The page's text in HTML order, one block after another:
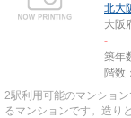
北大
大阪
-
築年
階数
2駅利用可能のマンショ
るマンションです。造り